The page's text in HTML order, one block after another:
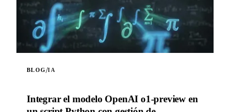
BLOG/IA
Integrar el modelo OpenAI o1-preview en